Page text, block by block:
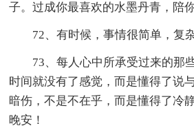
子。过成你最喜欢的水墨丹青，陪
72、有时候，事情很简单，复
73、每人心中所承受过来的那
时间就没有了感觉，而是懂得了说
暗伤，不是不在乎，而是懂得了冷
晚安！